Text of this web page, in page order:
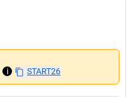
i START26